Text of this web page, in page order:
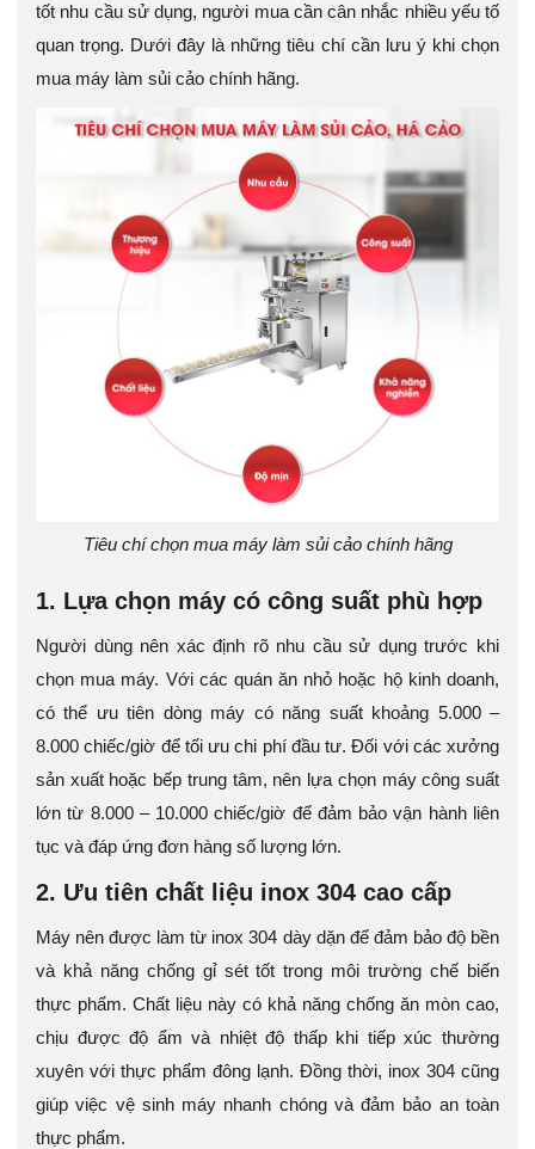
tốt nhu cầu sử dụng, người mua cần cân nhắc nhiều yếu tố
quan trọng. Dưới đây là những tiêu chí cần lưu ý khi chọn
mua máy làm sủi cảo chính hãng.
Tiêu chí chọn mua máy làm sủi cảo chính hãng
1. Lựa chọn máy có công suất phù hợp
Người dùng nên xác định rõ nhu cầu sử dụng trước khi
chọn mua máy. Với các quán ăn nhỏ hoặc hộ kinh doanh,
có thể ưu tiên dòng máy có năng suất khoảng 5.000 –
8.000 chiếc/giờ để tối ưu chi phí đầu tư. Đối với các xưởng
sản xuất hoặc bếp trung tâm, nên lựa chọn máy công suất
lớn từ 8.000 – 10.000 chiếc/giờ để đảm bảo vận hành liên
tục và đáp ứng đơn hàng số lượng lớn.
2. Ưu tiên chất liệu inox 304 cao cấp
Máy nên được làm từ inox 304 dày dặn để đảm bảo độ bền
và khả năng chống gỉ sét tốt trong môi trường chế biến
thực phẩm. Chất liệu này có khả năng chống ăn mòn cao,
chịu được độ ẩm và nhiệt độ thấp khi tiếp xúc thường
xuyên với thực phẩm đông lạnh. Đồng thời, inox 304 cũng
giúp việc vệ sinh máy nhanh chóng và đảm bảo an toàn
thực phẩm.